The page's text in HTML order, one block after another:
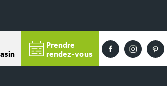
Prendre
rendez-vous